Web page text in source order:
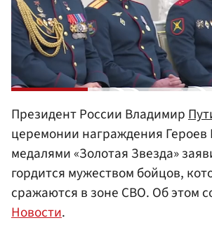
Президент России Владимир
церемонии награждения Героев
медалями «Золотая Звезда»
гордится мужеством бойцов,
сражаются в зоне СВО. Об этом
Новости.